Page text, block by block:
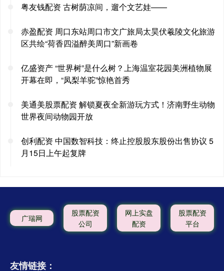
粤友钱配资 古树荫凉间，遛个文艺娃——
赤盈配资 周口东站周口市文广旅局太昊伏羲陵文化旅游
区共绘“荷香四溢醉美周口”新画卷
亿盛资产 “世界树”是什么树？上海温室花园美洲植物展
开幕在即，“凤梨羊驼”惊艳首秀
美通美股票配资 解锁夏夜全新游玩方式！济南野生动物
世界夜间动物园开放
创利配资 中国数智科技：终止控股股东股份出售协议 5
月15日上午起复牌
广瑞网
股票配资
公司
网上实盘
配资
股票配资
平台
友情链接：